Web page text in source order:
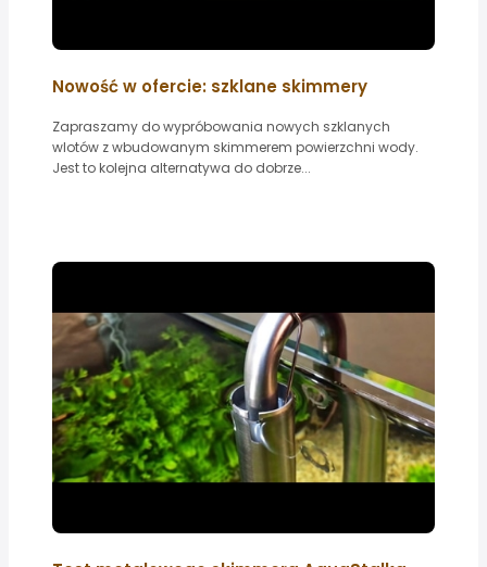
Nowość w ofercie: szklane skimmery
Zapraszamy do wypróbowania nowych szklanych
wlotów z wbudowanym skimmerem powierzchni wody.
Jest to kolejna alternatywa do dobrze...